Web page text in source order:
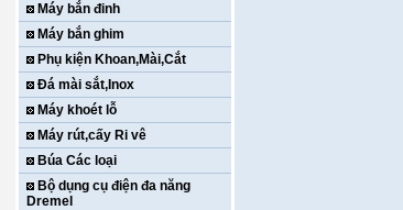
Máy bắn đinh
Máy bắn ghim
Phụ kiện Khoan,Mài,Cắt
Đá mài sắt,Inox
Máy khoét lỗ
Máy rút,cấy Ri vê
Búa Các loại
Bộ dụng cụ điện đa năng
Dremel